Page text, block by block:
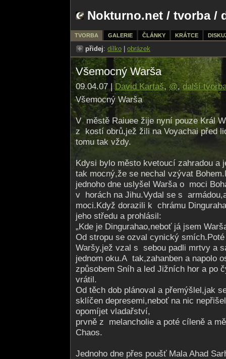
Nokturno.net / tvorba/
TVORBA GALERIE ČLÁNKY KRÁTCE
přidej: dílko obrázek
Všemocný Warša
09.04.07 | David Kartaš,@,další
Všemocný Warša
V městě Raiuee žije nyní pouze Král
z kostí obrů,jež žili na Voyachai před
tomu tak vždy.
Kdysi bylo město kvetoucí zahradou a
tak mocný,že se nechal vzývat
jednoho dne uslyšel Warša o moci
v horách na Jihu.Vydal se s
moci.Když dorazili k chrámu
jeho středu a prohlásil:
„Kde je Dingurahao,neboť já jsem
Od stropu se ozval cynický
Waršy,jež vzal s sebou padli mrtvy a
jednom oku.A tak,zahanben a napolo
způsobem Sníh a led Jižních hor a po
vrátil.
Od těch dob plánoval a přemýšlel,jak
sklíčen depresemi,neboť na nic
opomíjet vladařství,
prvně z melancholie a poté cíleně a
Chaos.
Jednoho dne přes poušť Mala Ahad